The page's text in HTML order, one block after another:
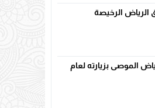
الموصى بزيارته لعام